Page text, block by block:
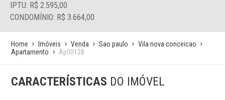
IPTU: R$ 2.595,00
CONDOMÍNIO: R$ 3.664,00
Home Imóveis Venda Sao paulo
Vila nova conceicao
Apartamento
Ap00128
CARACTERÍSTICAS DO IMÓVEL